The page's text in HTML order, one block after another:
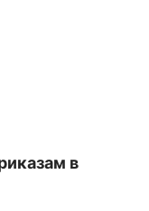
в